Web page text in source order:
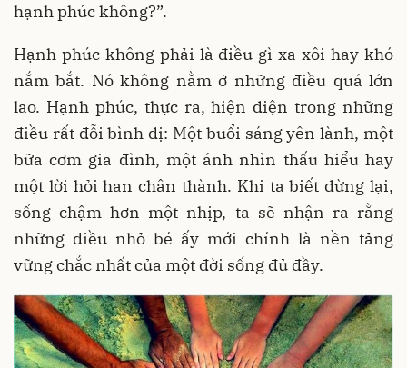
hạnh phúc không?”.
Hạnh phúc không phải là điều gì xa xôi hay khó
nắm bắt. Nó không nằm ở những điều quá lớn
lao. Hạnh phúc, thực ra, hiện diện trong những
điều rất đỗi bình dị: Một buổi sáng yên lành, một
bữa cơm gia đình, một ánh nhìn thấu hiểu hay
một lời hỏi han chân thành. Khi ta biết dừng lại,
sống chậm hơn một nhịp, ta sẽ nhận ra rằng
những điều nhỏ bé ấy mới chính là nền tảng
vững chắc nhất của một đời sống đủ đầy.